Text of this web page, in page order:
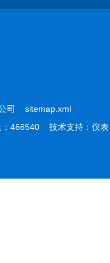
公司 sitemap.xml
466540 技术支持： 仪表